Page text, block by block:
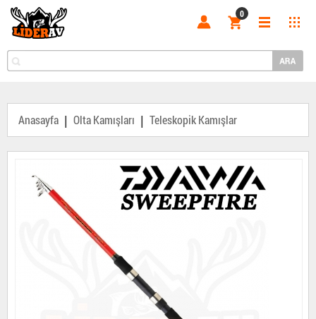
0
Anasayfa | Olta Kamışları | Teleskopik Kamışlar